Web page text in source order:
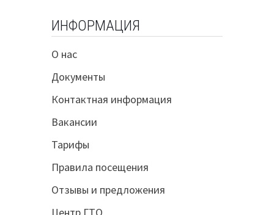
ИНФОРМАЦИЯ
О нас
Документы
Контактная информация
Вакансии
Тарифы
Правила посещения
Отзывы и предложения